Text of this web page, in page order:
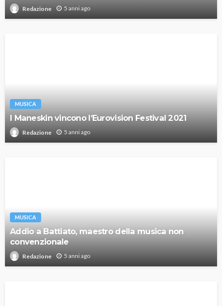
Redazione 5 anni ago
MUSICA
I Maneskin vincono l’Eurovision Festival 2021
Redazione 5 anni ago
MUSICA
Addio a Battiato, maestro della musica non
convenzionale
Redazione 5 anni ago